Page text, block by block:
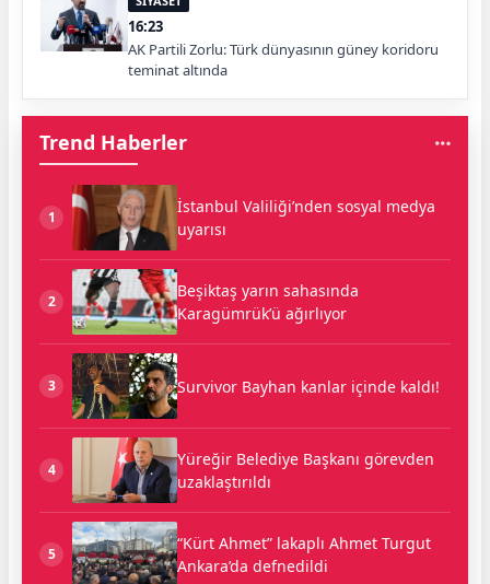
16:23
AK Partili Zorlu: Türk dünyasının güney koridoru
teminat altında
Trend Haberler
1
İstanbul Valiliği’nden sosyal medya
uyarısı
2
Beşiktaş yarın sahasında
Karagümrük’ü ağırlıyor
3 Survivor Bayhan kanlar içinde kaldı!
4
Yüreğir Belediye Başkanı görevden
uzaklaştırıldı
5
“Kürt Ahmet” lakaplı Ahmet Turgut
Ankara’da defnedildi